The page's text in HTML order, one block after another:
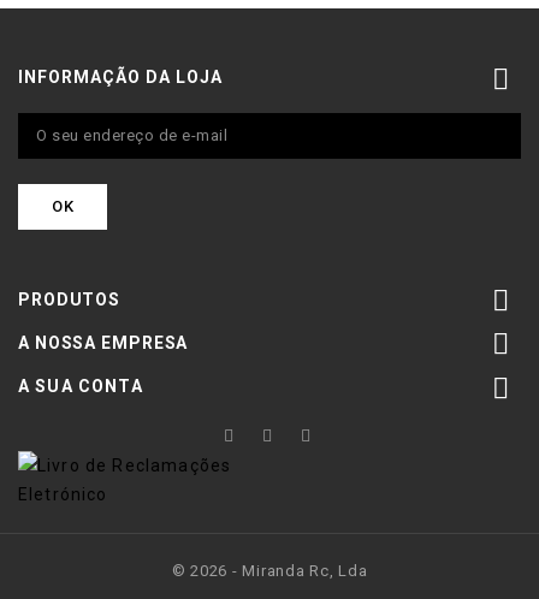
INFORMAÇÃO DA LOJA 
PRODUTOS 
A NOSSA EMPRESA 
A SUA CONTA 
© 2026 - Miranda Rc, Lda